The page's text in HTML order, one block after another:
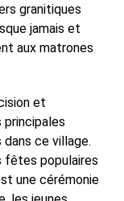
granitiques
jamais et
aux matrones
et
principales
ce village.
fêtes populaires
une cérémonie